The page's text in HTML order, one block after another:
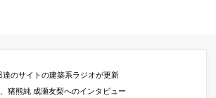
達のサイトの建築系ラジオが更新
猪熊純 成瀬友梨へのインタビュー